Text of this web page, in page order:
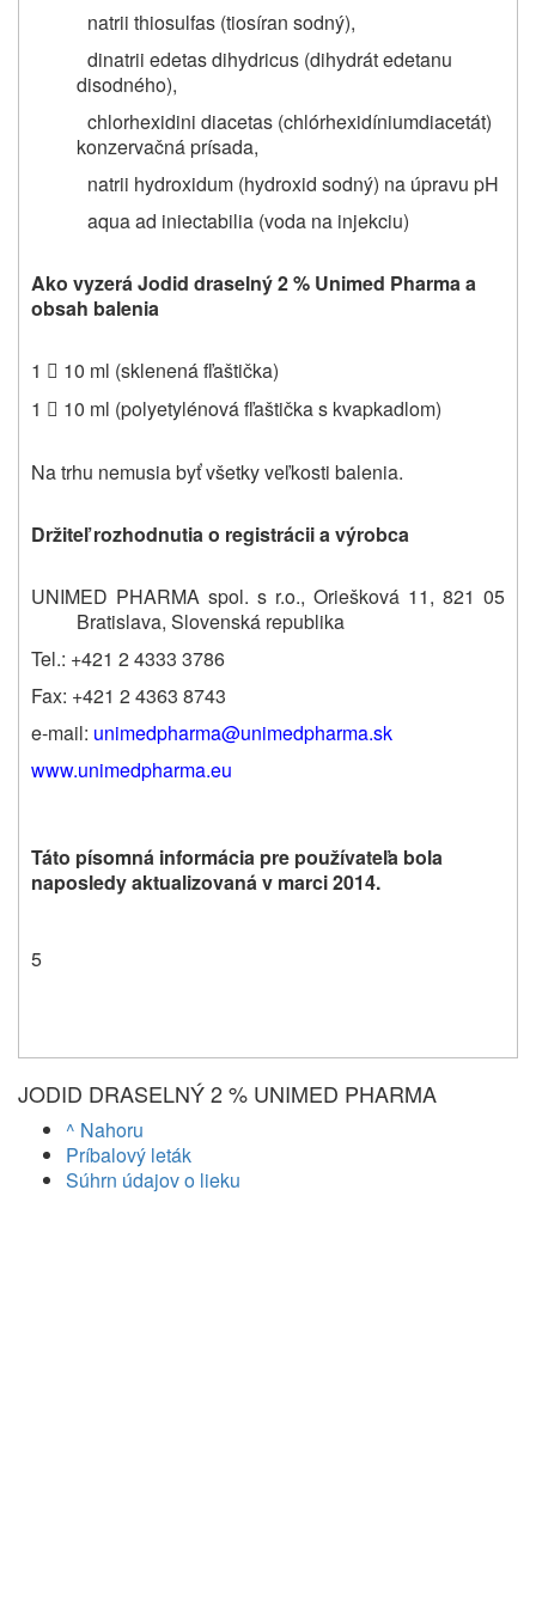
natrii thiosulfas (tiosíran sodný),
dinatrii edetas dihydricus (dihydrát edetanu
disodného),
chlorhexidini diacetas (chlórhexidíniumdiacetát)
konzervačná prísada,
natrii hydroxidum (hydroxid sodný) na úpravu pH
aqua ad iniectabilia (voda na injekciu)
Ako vyzerá Jodid draselný 2 % Unimed Pharma a
obsah balenia
1  10 ml (sklenená fľaštička)
1  10 ml (polyetylénová fľaštička s kvapkadlom)
Na trhu nemusia byť všetky veľkosti balenia.
Držiteľ rozhodnutia o registrácii a výrobca
UNIMED PHARMA spol. s r.o., Oriešková 11, 821 05
Bratislava, Slovenská republika
Tel.: +421 2 4333 3786
Fax: +421 2 4363 8743
e-mail: unimedpharma@unimedpharma.sk
www.unimedpharma.eu
Táto písomná informácia pre používateľa bola
naposledy aktualizovaná v marci 2014.
5
JODID DRASELNÝ 2 % UNIMED PHARMA
^ Nahoru
Príbalový leták
Súhrn údajov o lieku